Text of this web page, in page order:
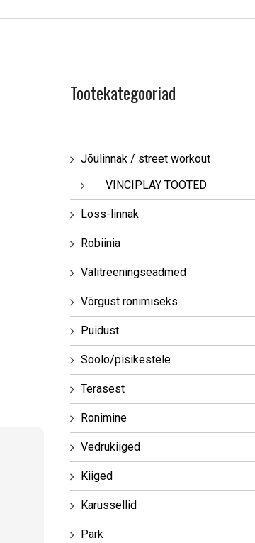
Tootekategooriad
Jõulinnak / street workout
VINCIPLAY TOOTED
Loss-linnak
Robiinia
Välitreeningseadmed
Võrgust ronimiseks
Puidust
Soolo/pisikestele
Terasest
Ronimine
Vedrukiiged
Kiiged
Karussellid
Park